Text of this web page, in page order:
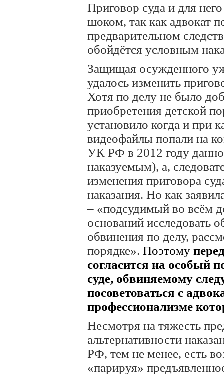
Приговор суда и для
шоком, так как адвокат
предварительном
обойдётся условным
Защищая осужденного
удалось изменить
Хотя по делу не было
приобретения детской
установило когда и при
видеофайлы попали на
УК РФ в 2012 году
наказуемым), а,
изменения приговора
наказания. Но как
– «подсудимый во всём
оснований исследовать
обвинения по делу,
порядке». Поэтому
согласится на особый
суде, обвиняемому
посоветоваться с
профессионализме
Несмотря на тяжесть
альтернативности
РФ, тем не менее, есть
«парируя»